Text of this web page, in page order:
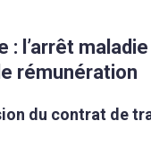
: l’arrêt
rémunération
du contrat de